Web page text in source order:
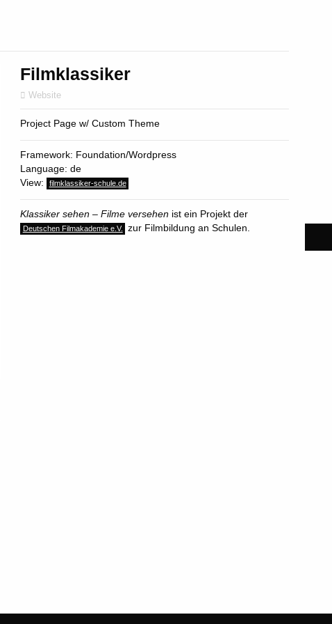
Filmklassiker
Website
Project Page w/ Custom Theme
Framework: Foundation/Wordpress
Language: de
View:
filmklassiker-schule.de
Klassiker sehen – Filme versehen ist ein Projektder
Deutschen Filmakademie e.V. zur Filmbildung an Schulen.